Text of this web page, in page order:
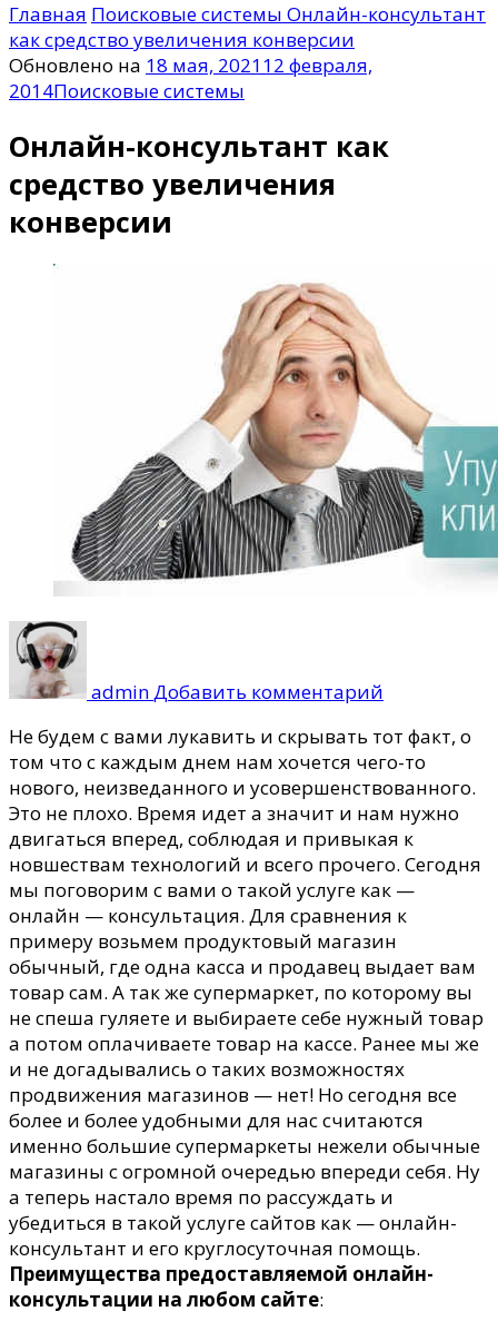
Главная Поисковые системы Онлайн-консультант
как средство увеличения конверсии
Обновлено на 18 мая, 202112 февраля,
2014Поисковые системы
Онлайн-консультант как
средство увеличения
конверсии
adminДобавить комментарий
как
средство
увеличения
конверсии
Не будем с вами лукавить и скрывать тот факт, о
том что с каждым днем нам хочется чего-то
нового, неизведанного и усовершенствованного.
Это не плохо. Время идет а значит и нам нужно
двигаться вперед, соблюдая и привыкая к
новшествам технологий и всего прочего. Сегодня
мы поговорим с вами о такой услуге как —
онлайн — консультация. Для сравнения к
примеру возьмем продуктовый магазин
обычный, где одна касса и продавец выдает вам
товар сам. А так же супермаркет, по которому вы
не спеша гуляете и выбираете себе нужный товар
а потом оплачиваете товар на кассе. Ранее мы же
и не догадывались о таких возможностях
продвижения магазинов — нет! Но сегодня все
более и более удобными для нас считаются
именно большие супермаркеты нежели обычные
магазины с огромной очередью впереди себя. Ну
а теперь настало время по рассуждать и
убедиться в такой услуге сайтов как — онлайн-
консультант и его круглосуточная помощь.
Преимущества предоставляемой онлайн-
консультации на любом сайте: